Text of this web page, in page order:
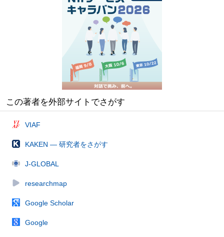
この著者を外部サイトでさがす
VIAF
KAKEN — 研究者をさがす
J-GLOBAL
researchmap
Google Scholar
Google